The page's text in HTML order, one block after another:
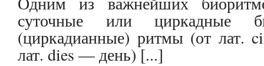
суточные или циркадные
(циркадианные) ритмы (от лат.
лат. dies — день) [...]